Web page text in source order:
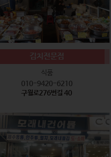
김치전문점
식품
010-9420-6210
구월로276번길 40